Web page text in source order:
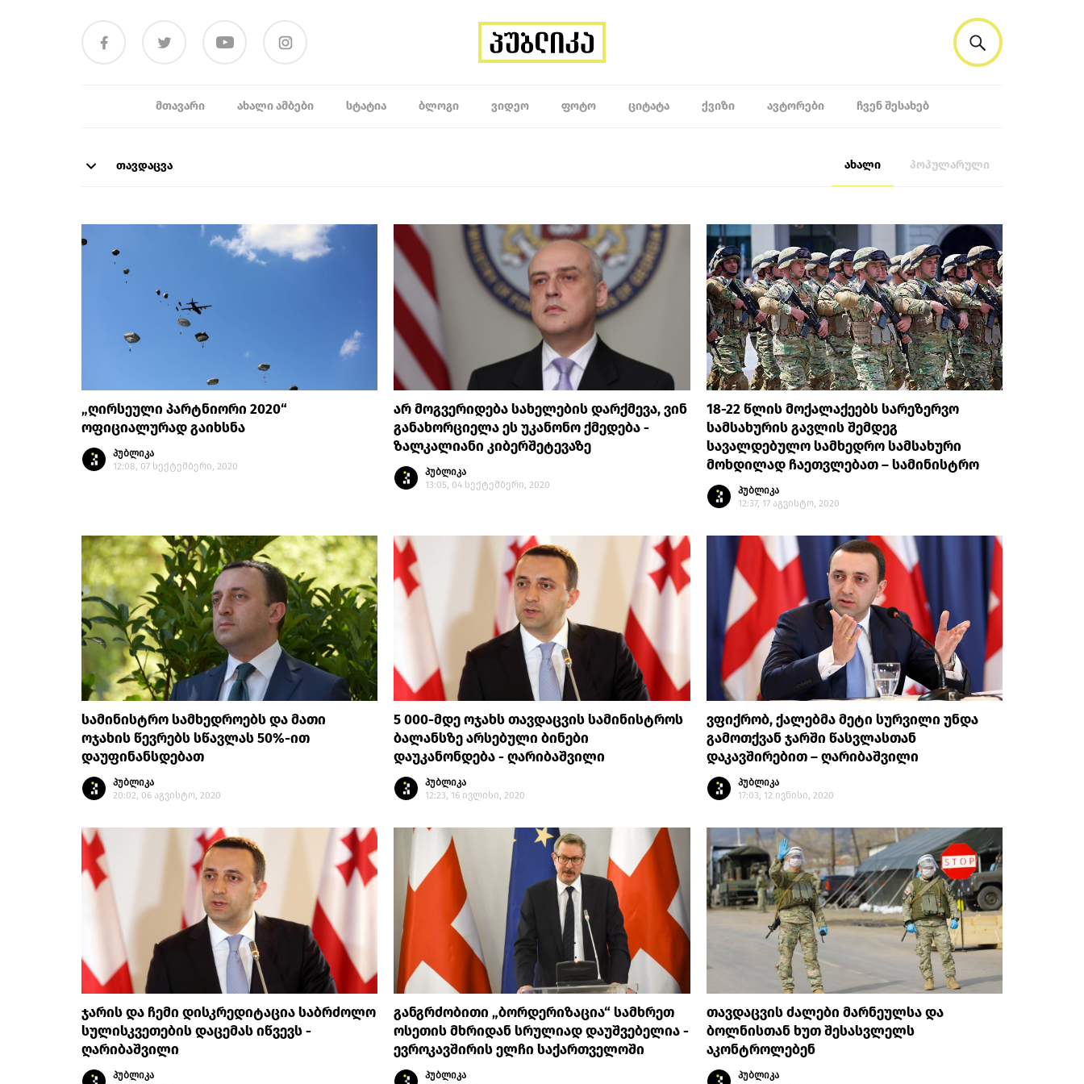
ᲛᲗᲐᲕᲐᲠᲘ ᲐᲮᲐᲚᲘ ᲐᲛᲑᲔᲑᲘ ᲡᲢᲐᲢᲘᲐ ᲑᲚᲝᲒᲘ ᲕᲘᲓᲔᲝ ᲤᲝᲢᲝ ᲪᲘᲢᲐᲢᲐ ᲥᲕᲘᲖᲘ ᲐᲕᲢᲝᲠᲔᲑᲘ ᲩᲕᲔᲜ ᲨᲔᲡᲐᲮᲔᲑ
თავდაცვა ახალი პოპულარული
„ღირსეული პარტნიორი 2020“
ოფიციალურად გაიხსნა
პუბლიკა
12:08, 07 სექტემბერი, 2020
არ მოგვერიდება სახელების დარქმევა, ვინ
განახორციელა ეს უკანონო ქმედება -
ზალკალიანი კიბერშეტევაზე
პუბლიკა
13:05, 04 სექტემბერი, 2020
18-22 წლის მოქალაქეებს სარეზერვო
სამსახურის გავლის შემდეგ
სავალდებულო სამხედრო სამსახური
მოხდილად ჩაეთვლებათ – სამინისტრო
პუბლიკა
12:37, 17 აგვისტო, 2020
სამინისტრო სამხედროებს და მათი
ოჯახის წევრებს სწავლას 50%-ით
დაუფინანსდებათ
პუბლიკა
20:02, 06 აგვისტო, 2020
5 000-მდე ოჯახს თავდაცვის სამინისტროს
ბალანსზე არსებული ბინები
დაუკანონდება - ღარიბაშვილი
პუბლიკა
12:23, 16 ივლისი, 2020
ვფიქრობ, ქალებმა მეტი სურვილი უნდა
გამოთქვან ჯარში წასვლასთან
დაკავშირებით – ღარიბაშვილი
პუბლიკა
17:03, 12 ივნისი, 2020
ჯარის და ჩემი დისკრედიტაცია საბრძოლო
სულისკვეთების დაცემას იწვევს -
ღარიბაშვილი
პუბლიკა
განგრძობითი „ბორდერიზაცია“ სამხრეთ
ოსეთის მხრიდან სრულიად დაუშვებელია -
ევროკავშირის ელჩი საქართველოში
პუბლიკა
თავდაცვის ძალები მარნეულსა და
ბოლნისთან ხუთ შესასვლელს
აკონტროლებენ
პუბლიკა